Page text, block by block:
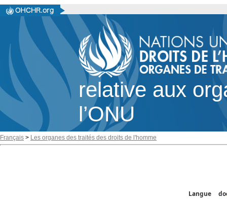
relative aux
l’ONU
Français > Les organes des traités des droits de l'homme
Langue